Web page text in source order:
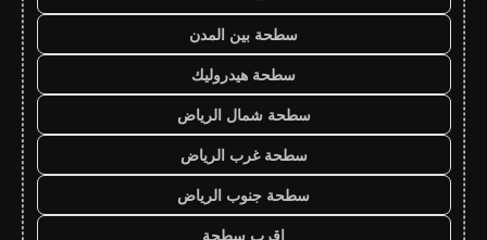
سطحة بين المدن
سطحة هيدروليك
سطحة شمال الرياض
سطحة غرب الرياض
سطحة جنوب الرياض
اقرب سطحة